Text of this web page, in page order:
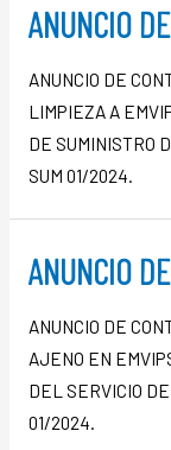
ANUNCIO
ANUNCIO DE
LIMPIEZA A
DE SUMINISTRO
SUM 01/2024.
ANUNCIO
ANUNCIO DE
AJENO EN
DEL SERVICIO
01/2024.